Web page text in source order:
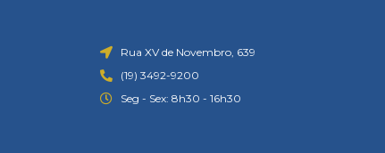
Rua XV de Novembro, 639
(19) 3492-9200
Seg - Sex: 8h30 - 16h30